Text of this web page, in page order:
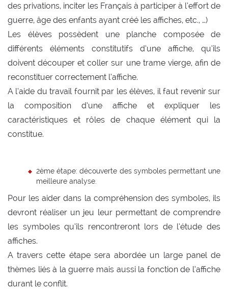
des privations, inciter les Français à participer à l’effort de
guerre, âge des enfants ayant créé les affiches, etc., …)
Les élèves possèdent une planche composée de
différents éléments constitutifs d’une affiche, qu’ils
doivent découper et coller sur une trame vierge, afin de
reconstituer correctement l’affiche.
A l’aide du travail fournit par les élèves, il faut revenir sur
la composition d’une affiche et expliquer les
caractéristiques et rôles de chaque élément qui la
constitue.
2ème étape: découverte des symboles permettant une
meilleure analyse.
Pour les aider dans la compréhension des symboles, ils
devront réaliser un jeu leur permettant de comprendre
les symboles qu’ils rencontreront lors de l’étude des
affiches.
A travers cette étape sera abordée un large panel de
thèmes liés à la guerre mais aussi la fonction de l’affiche
durant le conflit.